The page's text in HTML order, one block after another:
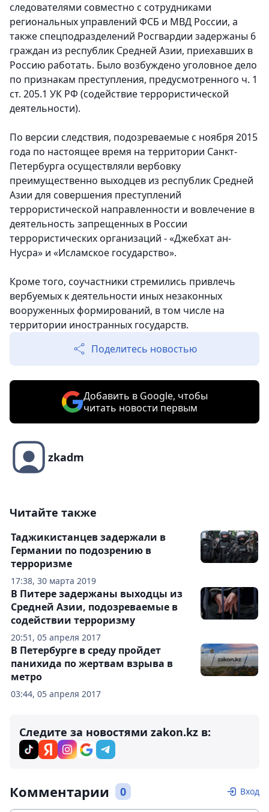
следователями совместно с сотрудниками
региональных управлений ФСБ и МВД России, а
также спецподразделений Росгвардии задержаны 6
граждан из республик Средней Азии, приехавших в
Россию работать. Было возбуждено уголовное дело
по признакам преступления, предусмотренного ч. 1
ст. 205.1 УК РФ (содействие террористической
деятельности).
По версии следствия, подозреваемые с ноября 2015
года по настоящее время на территории Санкт-
Петербурга осуществляли вербовку
преимущественно выходцев из республик Средней
Азии для совершения преступлений
террористической направленности и вовлечение в
деятельность запрещенных в России
террористических организаций - «Джебхат ан-
Нусра» и «Исламское государство».
Кроме того, соучастники стремились привлечь
вербуемых к деятельности иных незаконных
вооруженных формирований, в том числе на
территории иностранных государств.
Поделитесь новостью
Добавить в Google, чтобы
читать новости первым
zkadm
Читайте также
17:38, 30 марта 2019
Таджикистанцев задержали в
Германии по подозрению в
терроризме
20:51, 05 апреля 2017
В Питере задержаны выходцы из
Средней Азии, подозреваемые в
содействии терроризму
03:44, 05 апреля 2017
В Петербурге в среду пройдет
панихида по жертвам взрыва в
метро
Следите за новостями zakon.kz в:
Комментарии 0 Вход